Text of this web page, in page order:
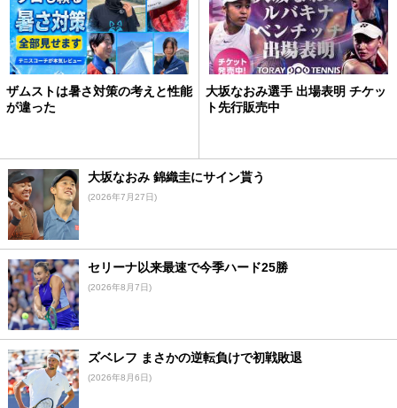
ザムストは暑さ対策の考えと性能
が違った
大坂なおみ選手 出場表明 チケッ
ト先行販売中
大坂なおみ 錦織圭にサイン貰う
(2026年7月27日)
セリーナ以来最速で今季ハード25勝
(2026年8月7日)
ズベレフ まさかの逆転負けで初戦敗退
(2026年8月6日)